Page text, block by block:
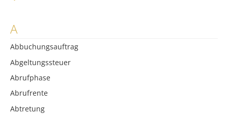
A
Abbuchungsauftrag
Abgeltungssteuer
Abrufphase
Abrufrente
Abtretung